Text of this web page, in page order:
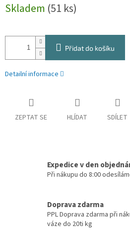
cena:
Skladem (51 ks)
Přidat do košíku
Detailní informace
ZEPTAT SE HLÍDAT SDÍLET
Expedice v den
Při nákupu do 8:00
Doprava zdarma
PPL Doprava zdarma při
váze do 20ti kg